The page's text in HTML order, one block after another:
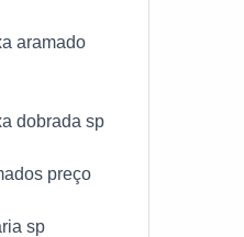
aramado
dobrada sp
preço
sp